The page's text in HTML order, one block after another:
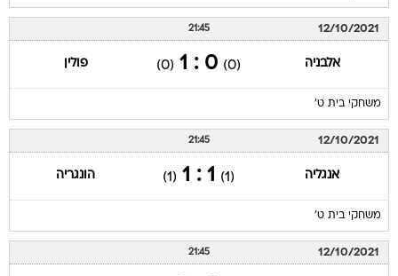
12/10/2021
21:45
אלבניה (0)
0 : 1
(0) פולין
משחקי בית ט'
12/10/2021
21:45
אנגליה (1)
1 : 1
(1) הונגריה
משחקי בית ט'
12/10/2021
21:45